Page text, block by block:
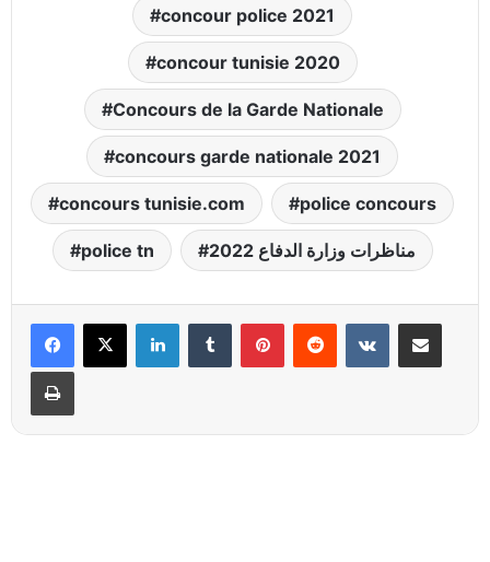
concour police 2021
concour tunisie 2020
Concours de la Garde Nationale
concours garde nationale 2021
concours tunisie.com police concours
police tn مناظرات وزارة الدفاع 2022
LinkedinTumblr PinterestReddit VKontaktePartager par email
Imprimer